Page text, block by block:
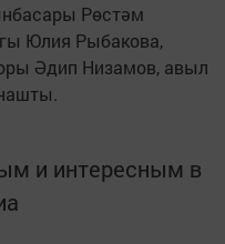
Рөстәм
Юлия Рыбакова,
Әдип Низамов, авыл
и интересным в